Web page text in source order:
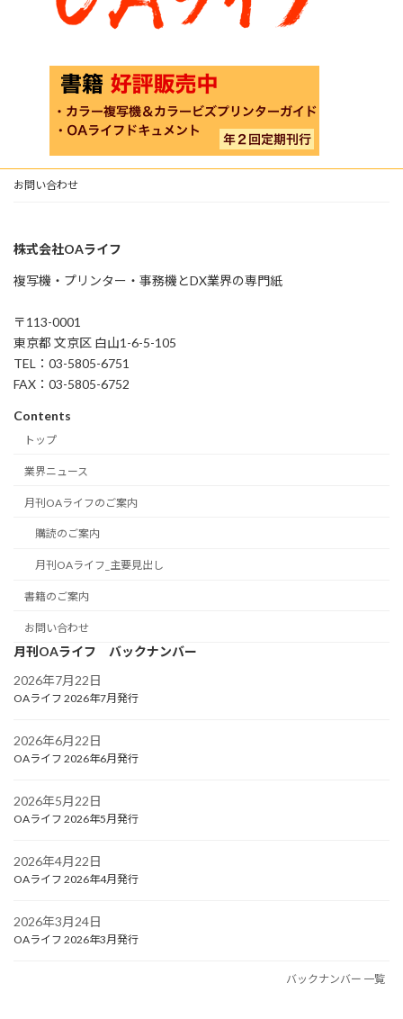
お問い合わせ
株式会社OAライフ
複写機・プリンター・事務機とDX業界の専門紙
〒113-0001
東京都 文京区 白山1-6-5-105
TEL：03-5805-6751
FAX：03-5805-6752
Contents
トップ
業界ニュース
月刊OAライフのご案内
購読のご案内
月刊OAライフ_主要見出し
書籍のご案内
お問い合わせ
月刊OAライフ バックナンバー
2026年7月22日
OAライフ 2026年7月発行
2026年6月22日
OAライフ 2026年6月発行
2026年5月22日
OAライフ 2026年5月発行
2026年4月22日
OAライフ 2026年4月発行
2026年3月24日
OAライフ 2026年3月発行
バックナンバー 一覧